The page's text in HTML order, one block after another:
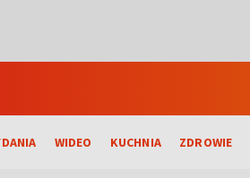
WIDEO KUCHNIA ZDROWIE